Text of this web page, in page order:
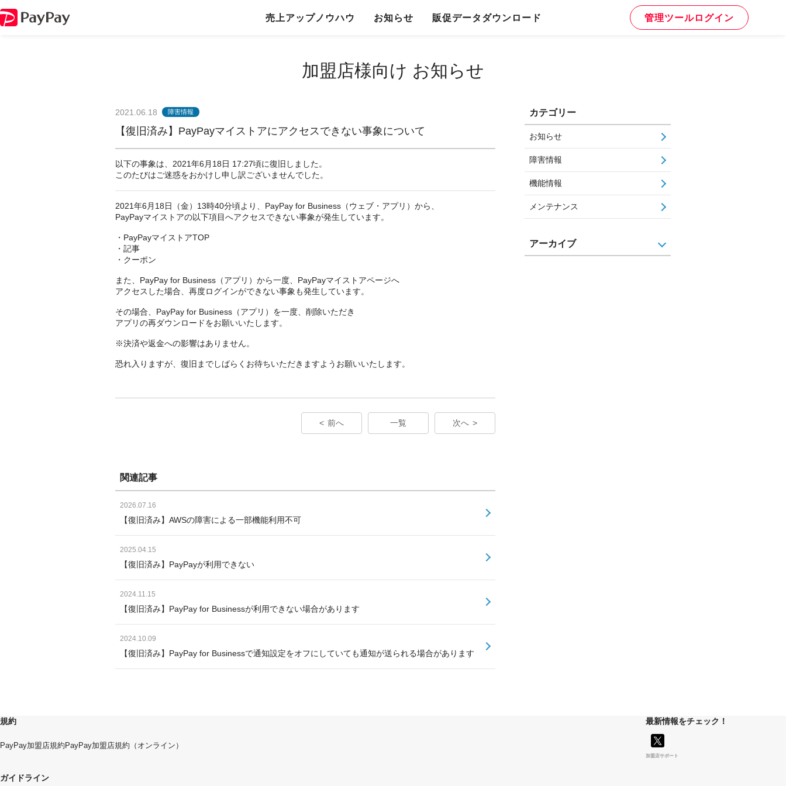
売上アップノウハウ お知らせ 販促データダウンロード 管理ツールログイン
加盟店様向け お知らせ
2021.06.18 障害情報
【復旧済み】PayPayマイストアにアクセスできない事象について
以下の事象は、2021年6月18日 17:27頃に復旧しました。
このたびはご迷惑をおかけし申し訳ございませんでした。
2021年6月18日（金）13時40分頃より、PayPay for Business（ウェブ・アプリ）から、
PayPayマイストアの以下項目へアクセスできない事象が発生しています。
・PayPayマイストアTOP
・記事
・クーポン
また、PayPay for Business（アプリ）から一度、PayPayマイストアページへ
アクセスした場合、再度ログインができない事象も発生しています。
その場合、PayPay for Business（アプリ）を一度、削除いただき
アプリの再ダウンロードをお願いいたします。
※決済や返金への影響はありません。
恐れ入りますが、復旧までしばらくお待ちいただきますようお願いいたします。
前へ 一覧 次へ
関連記事
2026.07.16
【復旧済み】AWSの障害による一部機能利用不可
2025.04.15
【復旧済み】PayPayが利用できない
2024.11.15
【復旧済み】PayPay for Businessが利用できない場合があります
2024.10.09
【復旧済み】PayPay for Businessで通知設定をオフにしていても通知が送られる場合があります
カテゴリー
お知らせ
障害情報
機能情報
メンテナンス
アーカイブ
規約
PayPay加盟店規約 PayPay加盟店規約（オンライン）
ガイドライン
最新情報をチェック！
加盟店サポート